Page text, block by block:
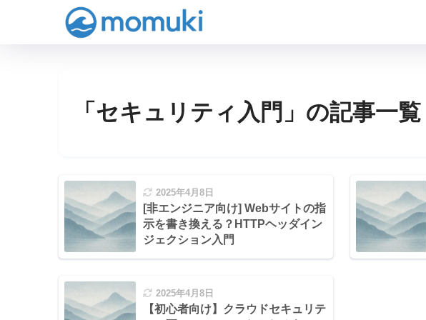
「セキュリティ入門」の記事一覧
2025年4月8日
[非エンジニア向け] Webサイトの指
示を書き換える？HTTPヘッダイン
ジェクション入門
2025年4月8日
【初心者向け】クラウドセキュリテ